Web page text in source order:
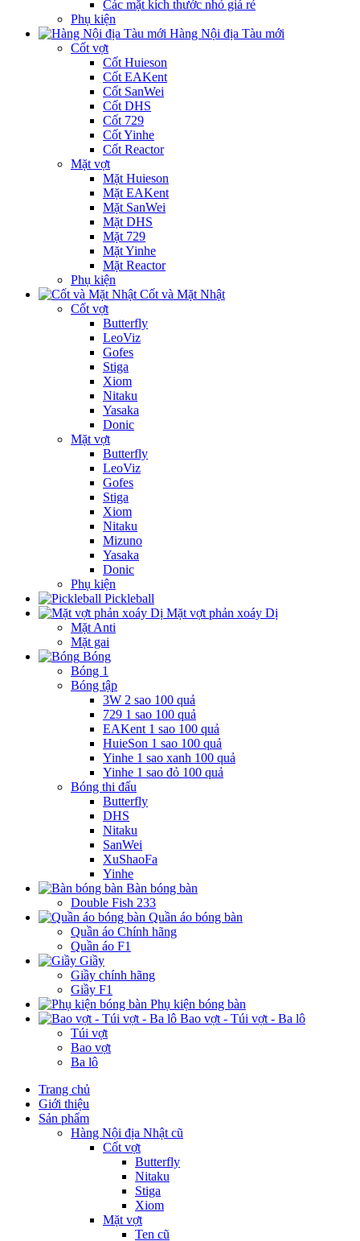
Các mặt kích thước nhỏ giá rẻ
Phụ kiện
Hàng Nội địa Tàu mới
Cốt vợt
Cốt Huieson
Cốt EAKent
Cốt SanWei
Cốt DHS
Cốt 729
Cốt Yinhe
Cốt Reactor
Mặt vợt
Mặt Huieson
Mặt EAKent
Mặt SanWei
Mặt DHS
Mặt 729
Mặt Yinhe
Mặt Reactor
Phụ kiện
Cốt và Mặt Nhật
Cốt vợt
Butterfly
LeoViz
Gofes
Stiga
Xiom
Nitaku
Yasaka
Donic
Mặt vợt
Butterfly
LeoViz
Gofes
Stiga
Xiom
Nitaku
Mizuno
Yasaka
Donic
Phụ kiện
Pickleball
Mặt vợt phản xoáy Dị
Mặt Anti
Mặt gai
Bóng
Bóng 1
Bóng tập
3W 2 sao 100 quả
729 1 sao 100 quả
EAKent 1 sao 100 quả
HuieSon 1 sao 100 quả
Yinhe 1 sao xanh 100 quả
Yinhe 1 sao đỏ 100 quả
Bóng thi đấu
Butterfly
DHS
Nitaku
SanWei
XuShaoFa
Yinhe
Bàn bóng bàn
Double Fish 233
Quần áo bóng bàn
Quần áo Chính hãng
Quần áo F1
Giầy
Giầy chính hãng
Giầy F1
Phụ kiện bóng bàn
Bao vợt - Túi vợt - Ba lô
Túi vợt
Bao vợt
Ba lô
Trang chủ
Giới thiệu
Sản phẩm
Hàng Nội địa Nhật cũ
Cốt vợt
Butterfly
Nitaku
Stiga
Xiom
Mặt vợt
Ten cũ